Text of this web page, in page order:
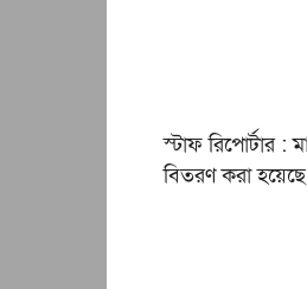
স্টাফ রিপোর্টার :
বিতরণ করা